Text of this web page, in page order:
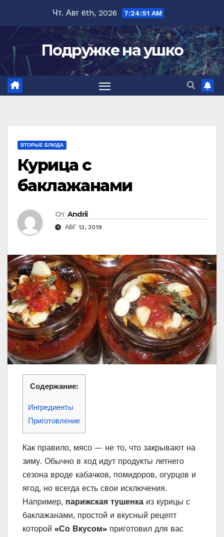
содержимому
Чт. Авг 6th, 2026 7:24:52 AM
Подружке на ушко
ВТОРЫЕ БЛЮДА
Курица с
баклажанами
От Andrii
АВГ 13, 2019
Содержание:
Ингредиенты
Приготовление
Как правило, мясо — не то, что закрывают на
зиму. Обычно в ход идут продукты летнего
сезона вроде кабачков, помидоров, огурцов и
ягод, но всегда есть свои исключения.
Например, парижская тушенка из курицы с
баклажанами, простой и вкусный рецепт
которой «Со Вкусом» приготовил для вас